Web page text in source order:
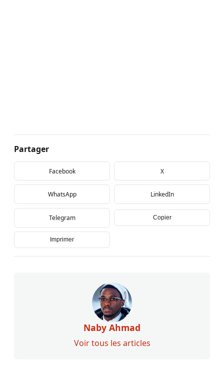
Partager
Facebook X
WhatsApp LinkedIn
Telegram Copier
Imprimer
Naby Ahmad
Voir tous les articles